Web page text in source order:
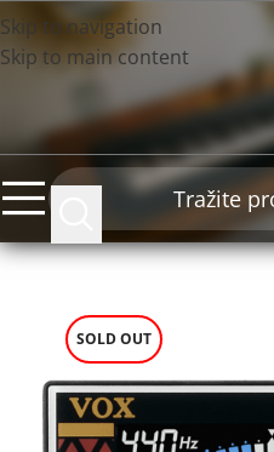
Skip to navigation
Skip to main content
SOLD OUT